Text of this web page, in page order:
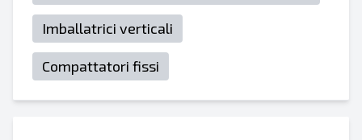
Imballatrici verticali
Compattatori fissi